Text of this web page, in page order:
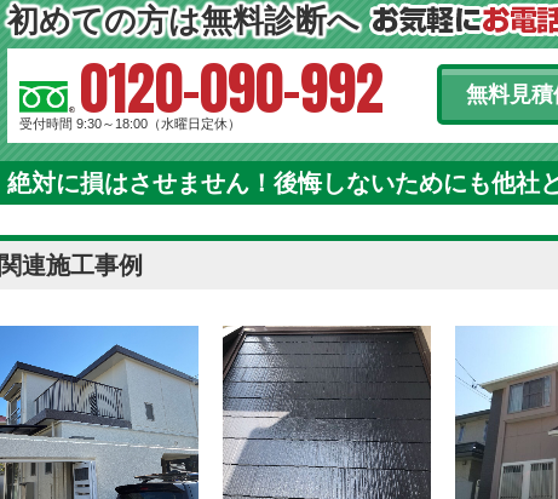
初めての方は無料診断へ
0120-090-992
受付時間 9:30～18:00（水曜日定休）
無料見積
絶対に損はさせません！後悔しないためにも他社
関連施工事例